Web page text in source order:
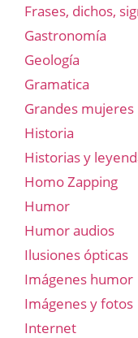
Frases, dichos,
Gastronomía
Geología
Gramatica
Grandes mujeres
Historia
Historias y
Homo Zapping
Humor
Humor audios
Ilusiones ópticas
Imágenes humor
Imágenes y fotos
Internet